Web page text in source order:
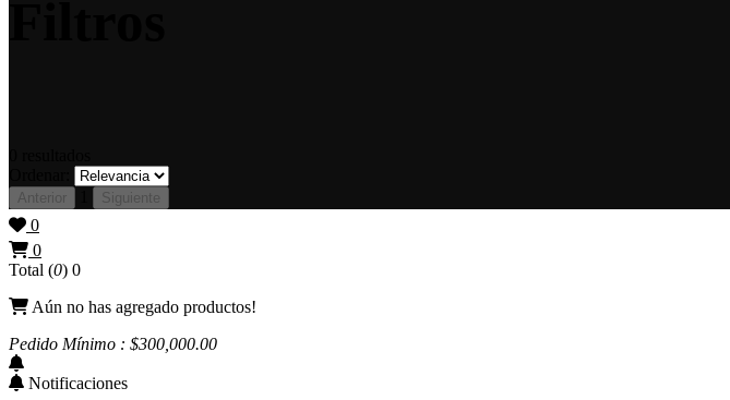
Anterior Siguiente
0
0
Total (0) 0
Aún no has agregado productos!
Pedido Mínimo : $300,000.00
Notificaciones